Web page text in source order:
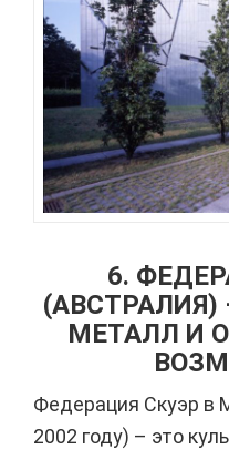
6.
МЕТАЛЛ И
Федерация Скуэр в
2002 году) – это